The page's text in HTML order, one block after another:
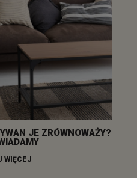
JE ZRÓWNOWAŻY?
WIĘCEJ